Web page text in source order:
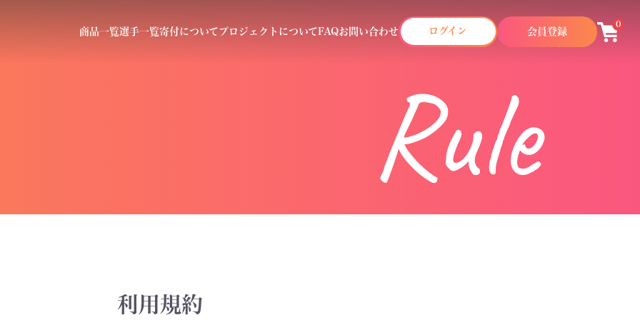
商品一覧選手一覧寄付について プロジェクトについて FAQお問い合わせ ログイン 会員登録
0
Rule
利用規約